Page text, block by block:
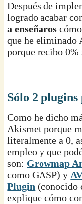
Después de
logrado acabar
a enseñaros
que he eliminado
porque recibo 0%
Sólo 2
Como he dicho
Akismet porque
literalmente a 0,
empleo y que
son: Growmap
como GASP) y
Plugin (conocido
explique cómo